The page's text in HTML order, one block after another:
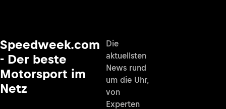
Speedweek.com
- Der beste
Motorsport im
Netz
Die
aktuellsten
News rund
um die Uhr,
von
Experten